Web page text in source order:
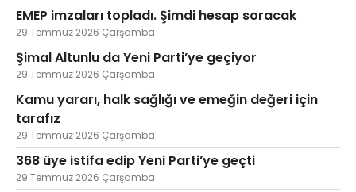
EMEP imzaları topladı. Şimdi hesap soracak
29 Temmuz 2026 Çarşamba
Şimal Altunlu da Yeni Parti’ye geçiyor
29 Temmuz 2026 Çarşamba
Kamu yararı, halk sağlığı ve emeğin değeri için
tarafız
29 Temmuz 2026 Çarşamba
368 üye istifa edip Yeni Parti’ye geçti
29 Temmuz 2026 Çarşamba